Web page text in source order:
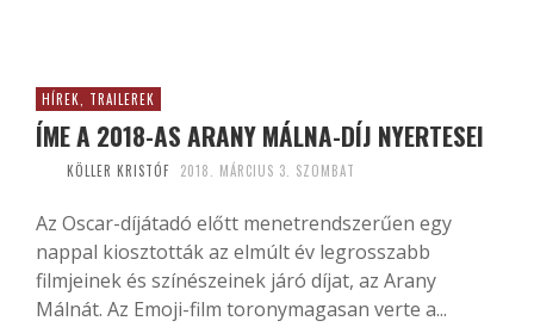
HÍREK, TRAILEREK
ÍME A 2018-AS ARANY MÁLNA-DÍJ NYERTESEI
KÖLLER KRISTÓF 2018. MÁRCIUS 3. SZOMBAT
Az Oscar-díjátadó előtt menetrendszerűen egy
nappal kiosztották az elmúlt év legrosszabb
filmjeinek és színészeinek járó díjat, az Arany
Málnát. Az Emoji-film toronymagasan verte a...